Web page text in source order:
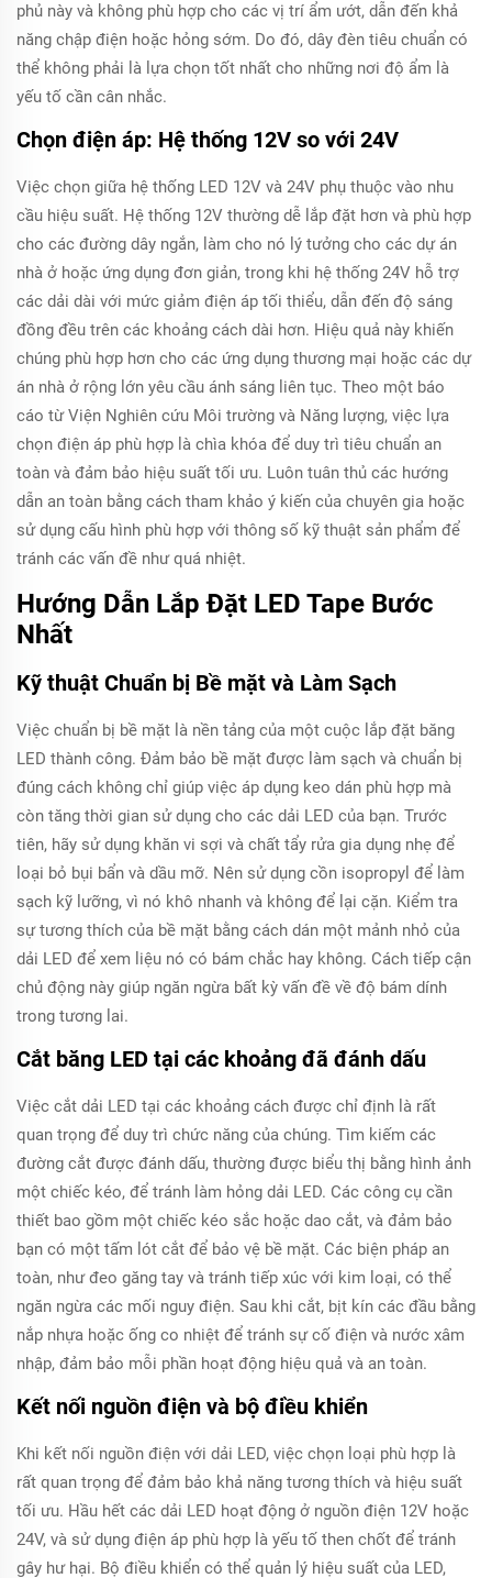
phủ này và không phù hợp cho các vị trí ẩm ướt, dẫn đến khả
năng chập điện hoặc hỏng sớm. Do đó, dây đèn tiêu chuẩn có
thể không phải là lựa chọn tốt nhất cho những nơi độ ẩm là
yếu tố cần cân nhắc.
Chọn điện áp: Hệ thống 12V so với 24V
Việc chọn giữa hệ thống LED 12V và 24V phụ thuộc vào nhu
cầu hiệu suất. Hệ thống 12V thường dễ lắp đặt hơn và phù hợp
cho các đường dây ngắn, làm cho nó lý tưởng cho các dự án
nhà ở hoặc ứng dụng đơn giản, trong khi hệ thống 24V hỗ trợ
các dải dài với mức giảm điện áp tối thiểu, dẫn đến độ sáng
đồng đều trên các khoảng cách dài hơn. Hiệu quả này khiến
chúng phù hợp hơn cho các ứng dụng thương mại hoặc các dự
án nhà ở rộng lớn yêu cầu ánh sáng liên tục. Theo một báo
cáo từ Viện Nghiên cứu Môi trường và Năng lượng, việc lựa
chọn điện áp phù hợp là chìa khóa để duy trì tiêu chuẩn an
toàn và đảm bảo hiệu suất tối ưu. Luôn tuân thủ các hướng
dẫn an toàn bằng cách tham khảo ý kiến của chuyên gia hoặc
sử dụng cấu hình phù hợp với thông số kỹ thuật sản phẩm để
tránh các vấn đề như quá nhiệt.
Hướng Dẫn Lắp Đặt LED Tape Bước
Nhất
Kỹ thuật Chuẩn bị Bề mặt và Làm Sạch
Việc chuẩn bị bề mặt là nền tảng của một cuộc lắp đặt băng
LED thành công. Đảm bảo bề mặt được làm sạch và chuẩn bị
đúng cách không chỉ giúp việc áp dụng keo dán phù hợp mà
còn tăng thời gian sử dụng cho các dải LED của bạn. Trước
tiên, hãy sử dụng khăn vi sợi và chất tẩy rửa gia dụng nhẹ để
loại bỏ bụi bẩn và dầu mỡ. Nên sử dụng cồn isopropyl để làm
sạch kỹ lưỡng, vì nó khô nhanh và không để lại cặn. Kiểm tra
sự tương thích của bề mặt bằng cách dán một mảnh nhỏ của
dải LED để xem liệu nó có bám chắc hay không. Cách tiếp cận
chủ động này giúp ngăn ngừa bất kỳ vấn đề về độ bám dính
trong tương lai.
Cắt băng LED tại các khoảng đã đánh dấu
Việc cắt dải LED tại các khoảng cách được chỉ định là rất
quan trọng để duy trì chức năng của chúng. Tìm kiếm các
đường cắt được đánh dấu, thường được biểu thị bằng hình ảnh
một chiếc kéo, để tránh làm hỏng dải LED. Các công cụ cần
thiết bao gồm một chiếc kéo sắc hoặc dao cắt, và đảm bảo
bạn có một tấm lót cắt để bảo vệ bề mặt. Các biện pháp an
toàn, như đeo găng tay và tránh tiếp xúc với kim loại, có thể
ngăn ngừa các mối nguy điện. Sau khi cắt, bịt kín các đầu bằng
nắp nhựa hoặc ống co nhiệt để tránh sự cố điện và nước xâm
nhập, đảm bảo mỗi phần hoạt động hiệu quả và an toàn.
Kết nối nguồn điện và bộ điều khiển
Khi kết nối nguồn điện với dải LED, việc chọn loại phù hợp là
rất quan trọng để đảm bảo khả năng tương thích và hiệu suất
tối ưu. Hầu hết các dải LED hoạt động ở nguồn điện 12V hoặc
24V, và sử dụng điện áp phù hợp là yếu tố then chốt để tránh
gây hư hại. Bộ điều khiển có thể quản lý hiệu suất của LED,